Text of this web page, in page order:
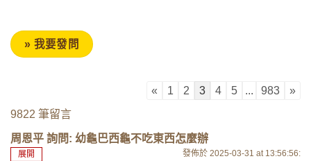
« 1 2 3 4 5 ... 983
»
9822 筆留言
周恩平 詢問: 幼龜巴西龜不吃東西怎麼辦
發佈於 2025-03-31 at 13:56:56:
展開